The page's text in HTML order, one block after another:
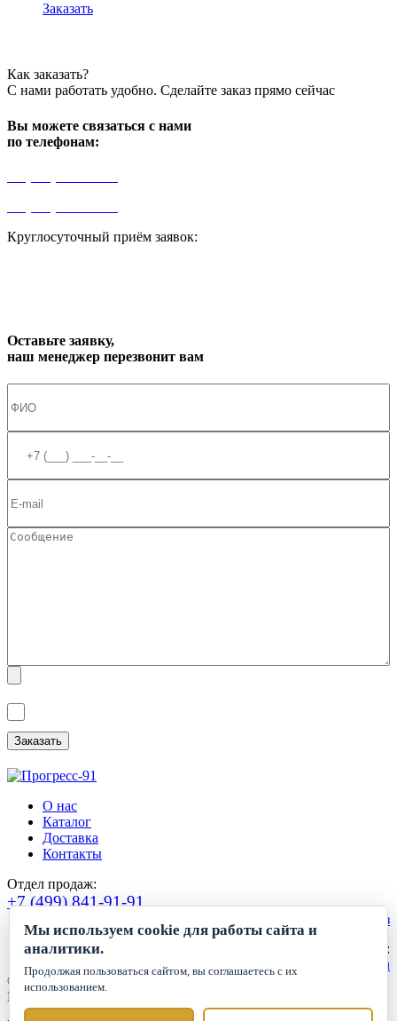
Заказать
Как заказать?
С нами работать удобно. Сделайте заказ прямо сейчас
Вы можете связаться с нами
по телефонам:
Круглосуточный приём заявок:
Оставьте заявку,
наш менеджер перезвонит вам
О нас
Каталог
Доставка
Контакты
Отдел продаж:
+7 (499) 841-91-91
Сделать заказ
Круглосуточный прием заявок:
zakaz1@progress91.ru
©2019-2026. ООО «ГК Прогресс»
Все права защищены.
Мы используем cookie для работы сайта и
аналитики.
Продолжая пользоваться сайтом, вы соглашаетесь с их
использованием.